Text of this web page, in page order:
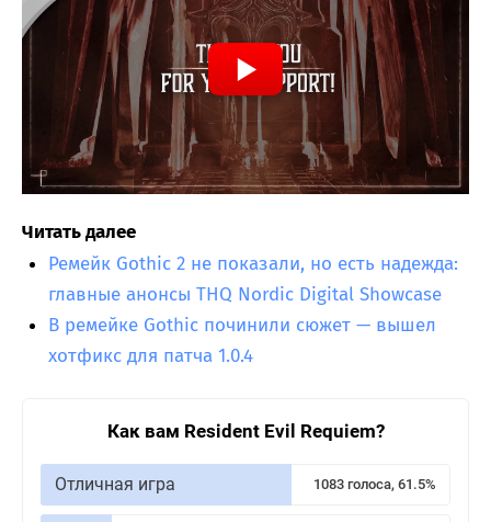
Читать далее
Ремейк Gothic 2 не показали, но есть надежда:
главные анонсы THQ Nordic Digital Showcase
В ремейке Gothic починили сюжет — вышел
хотфикс для патча 1.0.4
Как вам Resident Evil Requiem?
Отличная игра 1083 голоса, 61.5%